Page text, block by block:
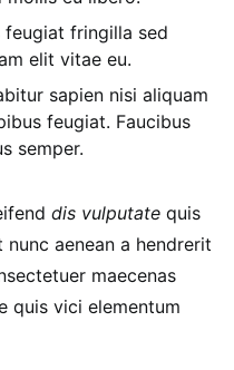
fringilla sed
elit vitae eu.
sapien nisi aliquam
feugiat. Faucibus
semper.
dis vulputate quis
aenean a hendrerit
maecenas
quis vici elementum